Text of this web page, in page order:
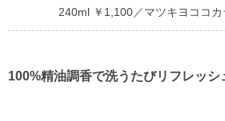
240ml ￥1,100／マツキヨココ
100%精油調香で洗うたびリフレッシ